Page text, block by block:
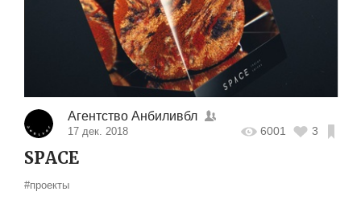
Агентство Анбиливбл
17 дек. 2018 6001 3
SPACE
#проекты